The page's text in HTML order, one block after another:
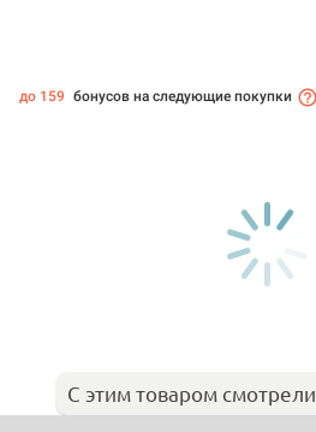
до 159 бонусов на следующие покупки
С этим товаром смотрели